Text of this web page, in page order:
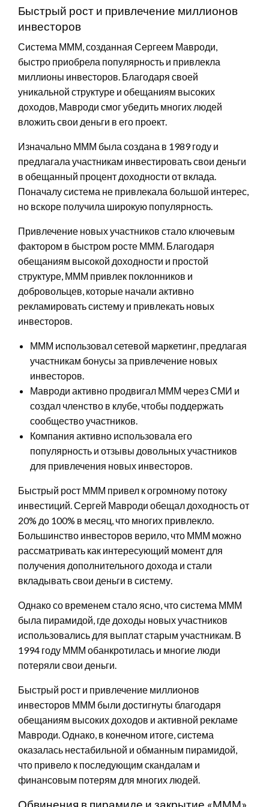
Быстрый рост и привлечение миллионов
инвесторов
Система МММ, созданная Сергеем Мавроди,
быстро приобрела популярность и привлекла
миллионы инвесторов. Благодаря своей
уникальной структуре и обещаниям высоких
доходов, Мавроди смог убедить многих людей
вложить свои деньги в его проект.
Изначально МММ была создана в 1989 году и
предлагала участникам инвестировать свои деньги
в обещанный процент доходности от вклада.
Поначалу система не привлекала большой интерес,
но вскоре получила широкую популярность.
Привлечение новых участников стало ключевым
фактором в быстром росте МММ. Благодаря
обещаниям высокой доходности и простой
структуре, МММ привлек поклонников и
добровольцев, которые начали активно
рекламировать систему и привлекать новых
инвесторов.
МММ использовал сетевой маркетинг, предлагая
участникам бонусы за привлечение новых
инвесторов.
Мавроди активно продвигал МММ через СМИ и
создал членство в клубе, чтобы поддержать
сообщество участников.
Компания активно использовала его
популярность и отзывы довольных участников
для привлечения новых инвесторов.
Быстрый рост МММ привел к огромному потоку
инвестиций. Сергей Мавроди обещал доходность от
20% до 100% в месяц, что многих привлекло.
Большинство инвесторов верило, что МММ можно
рассматривать как интересующий момент для
получения дополнительного дохода и стали
вкладывать свои деньги в систему.
Однако со временем стало ясно, что система МММ
была пирамидой, где доходы новых участников
использовались для выплат старым участникам. В
1994 году МММ обанкротилась и многие люди
потеряли свои деньги.
Быстрый рост и привлечение миллионов
инвесторов МММ были достигнуты благодаря
обещаниям высоких доходов и активной рекламе
Мавроди. Однако, в конечном итоге, система
оказалась нестабильной и обманным пирамидой,
что привело к последующим скандалам и
финансовым потерям для многих людей.